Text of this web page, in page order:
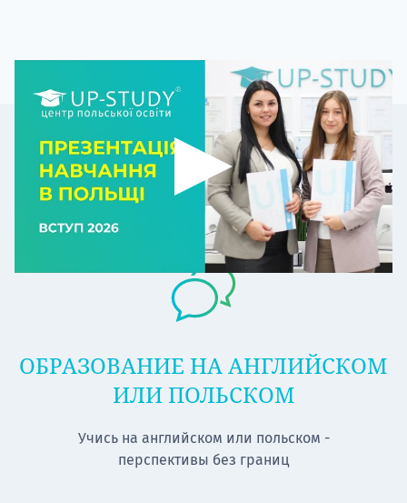
ВНЖ В БЕЗОПАСНОЙ
СТРАНЕ
ОБРАЗОВАНИЕ НА АНГЛИЙСКОМ
ИЛИ ПОЛЬСКОМ
Учись на английском или польском -
перспективы без границ